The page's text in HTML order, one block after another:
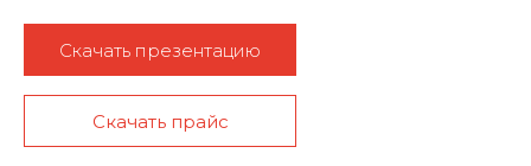
Скачать презентацию
Скачать прайс